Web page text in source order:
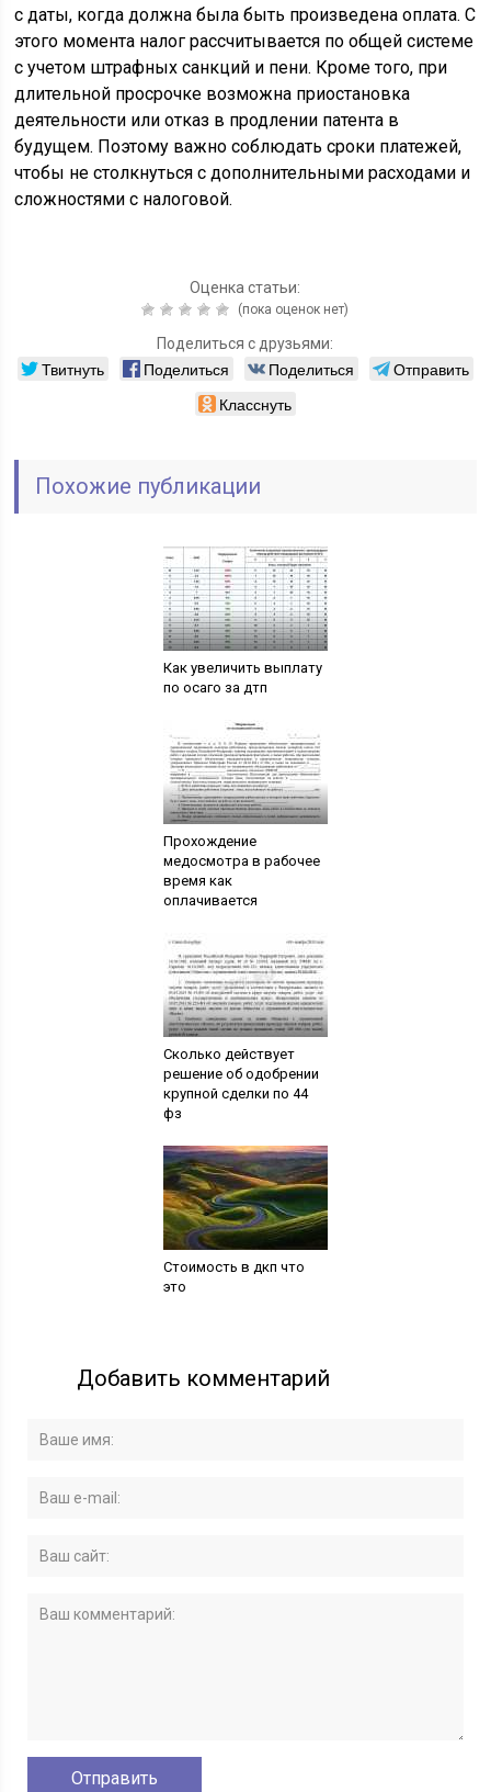
с даты, когда должна была быть произведена оплата. С
этого момента налог рассчитывается по общей системе
с учетом штрафных санкций и пени. Кроме того, при
длительной просрочке возможна приостановка
деятельности или отказ в продлении патента в
будущем. Поэтому важно соблюдать сроки платежей,
чтобы не столкнуться с дополнительными расходами и
сложностями с налоговой.
Оценка статьи:
(пока оценок нет)
Поделиться с друзьями:
Твитнуть Поделиться Поделиться
Отправить
Класснуть
Похожие публикации
Как увеличить выплату
по осаго за дтп
Прохождение
медосмотра в рабочее
время как
оплачивается
Сколько действует
решение об одобрении
крупной сделки по 44
фз
Стоимость в дкп что
это
Добавить комментарий